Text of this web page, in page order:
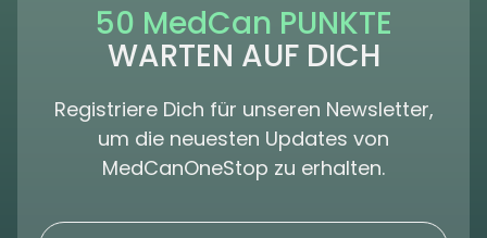
50 MedCan PUNKTE
WARTEN AUF DICH
Registriere Dich für unseren Newsletter,
um die neuesten Updates von
MedCanOneStop zu erhalten.